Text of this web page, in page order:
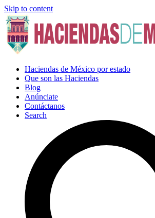
Skip to content
Haciendas de México por estado
Que son las Haciendas
Blog
Anúnciate
Contáctanos
Search